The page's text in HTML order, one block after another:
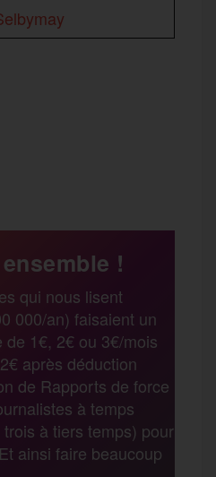
l
s
a
g
e
m
!
qui nous lisent
000/an) faisaient un
1€, 2€ ou 3€/mois
après déduction
de Rapports de force
à temps
à tiers temps) pour
ainsi faire beaucoup